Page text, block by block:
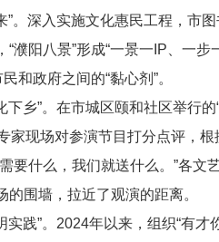
”。深入实施文化惠民工程，
濮阳八景”形成“一景一 IP 、一
和政府之间的“黏心剂”。
下乡”。在市城区颐和社区举
家现场对参演节目打分点评，
要什么，我们就送什么。”各
围墙，拉近了观演的距离。
践”。 2024年以来，组织“有才